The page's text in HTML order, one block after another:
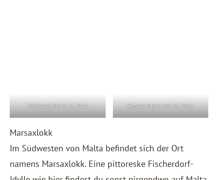
Kollegiatkirche St. Paul Katakomben von St. Paul
Marsaxlokk
Im Südwesten von Malta befindet sich der Ort
namens Marsaxlokk. Eine pittoreske Fischerdorf-